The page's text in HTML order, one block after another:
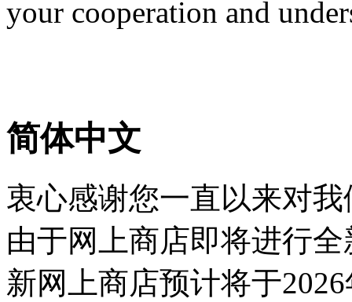
your cooperation and
简体中文
衷心感谢您一直以来对
由于网上商店即将进行
新网上商店预计将于